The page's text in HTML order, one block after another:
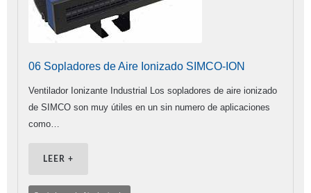
06 Sopladores de Aire Ionizado SIMCO-ION
Ventilador Ionizante Industrial Los sopladores de aire ionizado
de SIMCO son muy útiles en un sin numero de aplicaciones
como…
LEER +